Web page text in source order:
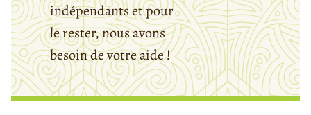
indépendants et pour
le rester, nous avons
besoin de votre aide !